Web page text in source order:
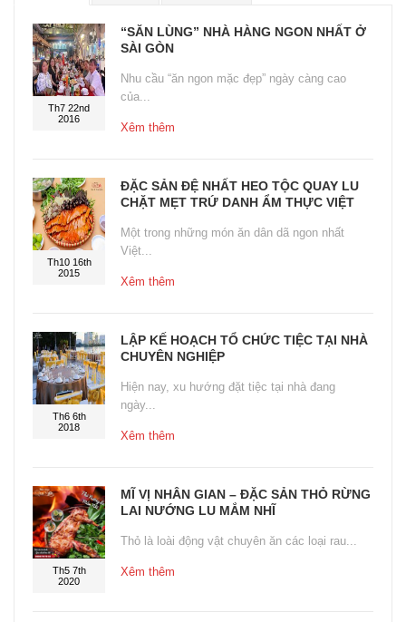
Th7 22nd
2016
“SĂN LÙNG” NHÀ HÀNG NGON NHẤT Ở
SÀI GÒN
Nhu cầu “ăn ngon mặc đẹp” ngày càng cao
của...
Xêm thêm
Th10 16th
2015
ĐẶC SẢN ĐỆ NHẤT HEO TỘC QUAY LU
CHẶT MẸT TRỨ DANH ẨM THỰC VIỆT
Một trong những món ăn dân dã ngon nhất
Việt...
Xêm thêm
Th6 6th
2018
LẬP KẾ HOẠCH TỔ CHỨC TIỆC TẠI NHÀ
CHUYÊN NGHIỆP
Hiện nay, xu hướng đặt tiệc tại nhà đang
ngày...
Xêm thêm
Th5 7th
2020
MĨ VỊ NHÂN GIAN – ĐẶC SẢN THỎ RỪNG
LAI NƯỚNG LU MẮM NHĨ
Thỏ là loài động vật chuyên ăn các loại rau...
Xêm thêm